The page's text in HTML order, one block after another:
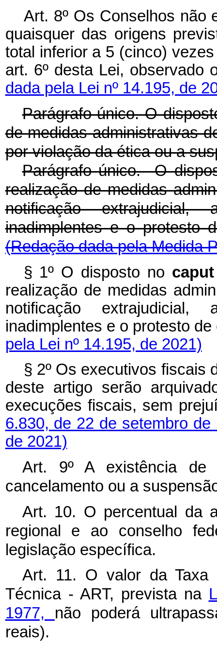
Art. 8º Os Conselhos não
quaisquer das origens
total inferior a 5 (cinco)
art. 6º desta Lei,
dada pela Lei nº 14.195, de
Parágrafo único. O
de medidas administrativas
por violação da ética ou a
Parágrafo único. O
realização de medidas
notificação
inadimplentes e o
(Redação dada pela Medida
§ 1º O disposto no caput
realização de medidas
notificação
inadimplentes e o protesto
pela Lei nº 14.195, de 2021)
§ 2º Os executivos fiscais
deste artigo serão
execuções fiscais, sem
6.830, de 22 de setembro de
de 2021)
Art. 9º A existência
cancelamento ou a
Art. 10. O percentual da
regional e ao conselho
legislação específica.
Art. 11. O valor da Taxa
Técnica - ART, prevista na
1977, não poderá
reais).